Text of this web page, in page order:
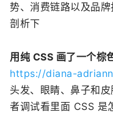
势、消费链路以及品
剖析下
用纯 CSS 画了一个棕
https://diana-
头发、眼睛、鼻子和
者调试看里面 CSS 是